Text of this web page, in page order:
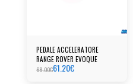
PEDALE ACCELERATORE
RANGE ROVER EVOQUE
68.00€61.20€